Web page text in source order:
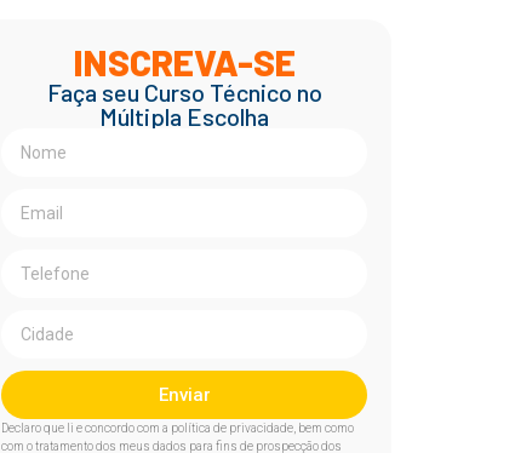
INSCREVA-SE
Faça seu Curso Técnico no
Múltipla Escolha
Enviar
Declaro que li e concordo com a política de privacidade, bem como
com o tratamento dos meus dados para fins de prospecção dos